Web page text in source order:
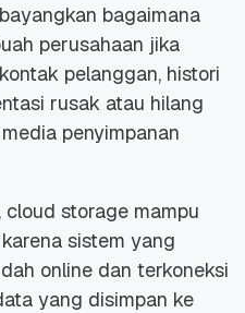
bagaimana
perusahaan jika
pelanggan, histori
rusak atau hilang
penyimpanan
cloud storage mampu
sistem yang
online dan terkoneksi
yang disimpan ke